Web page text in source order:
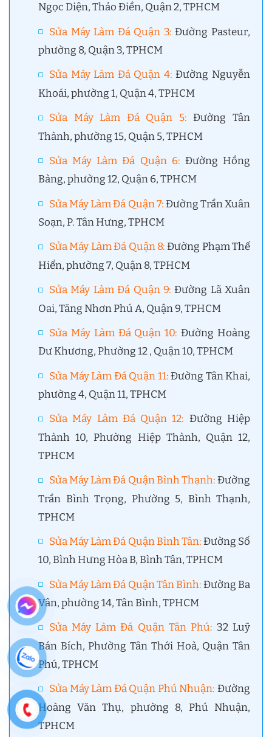
Ngọc Diện, Thảo Điền, Quận 2, TPHCM
Sửa Máy Làm Đá Quận 3: Đường Pasteur,
phường 8, Quận 3, TPHCM
Sửa Máy Làm Đá Quận 4: Đường Nguyễn
Khoái, phường 1, Quận 4, TPHCM
Sửa Máy Làm Đá Quận 5: Đường Tân
Thành, phường 15, Quận 5, TPHCM
Sửa Máy Làm Đá Quận 6: Đường Hồng
Bàng, phường 12, Quận 6, TPHCM
Sửa Máy Làm Đá Quận 7:Đường Trần Xuân
Soạn, P. Tân Hưng, TPHCM
Sửa Máy Làm Đá Quận 8:Đường Phạm Thế
Hiển, phường 7, Quận 8, TPHCM
Sửa Máy Làm Đá Quận 9: Đường Lã Xuân
Oai, Tăng Nhơn Phú A, Quận 9, TPHCM
Sửa Máy Làm Đá Quận 10: Đường Hoàng
Dư Khương, Phường 12 , Quận 10, TPHCM
Sửa Máy Làm Đá Quận 11:Đường Tân Khai,
phường 4, Quận 11, TPHCM
Sửa Máy Làm Đá Quận 12: Đường Hiệp
Thành 10, Phường Hiệp Thành, Quận 12,
TPHCM
Sửa Máy Làm Đá Quận Bình Thạnh:Đường
Trần Bình Trọng, Phường 5, Bình Thạnh,
TPHCM
Sửa Máy Làm Đá Quận Bình Tân:Đường Số
10, Bình Hưng Hòa B, Bình Tân, TPHCM
Sửa Máy Làm Đá Quận Tân Bình:Đường Ba
Vân, phường 14, Tân Bình, TPHCM
Sửa Máy Làm Đá Quận Tân Phú: 32 Luỹ
Bán Bích, Phường Tân Thới Hoà, Quận Tân
Phú, TPHCM
Sửa Máy Làm Đá Quận Phú Nhuận: Đường
Hoàng Văn Thụ, phường 8, Phú Nhuận,
TPHCM